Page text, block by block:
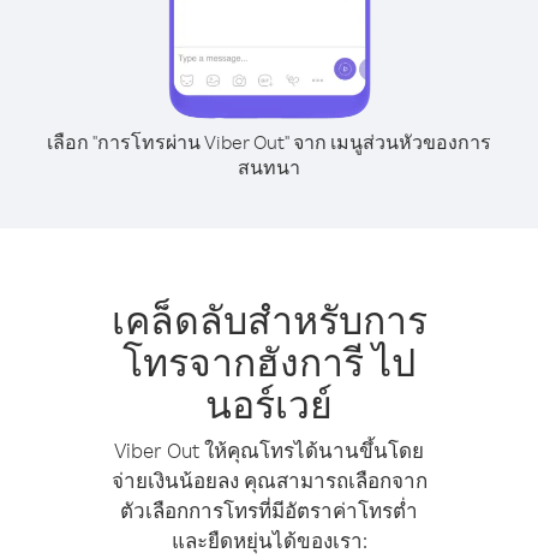
เลือก "การโทรผ่าน Viber Out" จาก เมนูส่วนหัวของการ
สนทนา
เคล็ดลับสำหรับการ
โทรจากฮังการี ไป
นอร์เวย์
Viber Out ให้คุณโทรได้นานขึ้นโดย
จ่ายเงินน้อยลง คุณสามารถเลือกจาก
ตัวเลือกการโทรที่มีอัตราค่าโทรต่ำ
และยืดหยุ่นได้ของเรา: